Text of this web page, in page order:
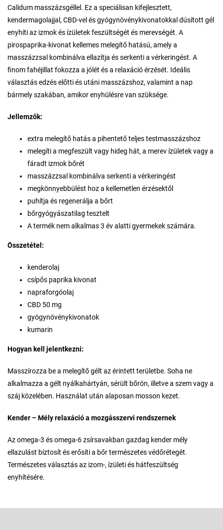
Calidum masszázsgéllel. Ez a speciálisan kifejlesztett,
kendermagolajjal, CBD-vel és gyógynövénykivonatokkal dúsított gél
enyhíti az izmok és ízületek feszültségét és merevségét. A
pirospaprika-kivonat kellemes melegítő hatású, amely a
masszázzsal kombinálva ellazítja és serkenti a vérkeringést. A
finom fahéjillat fokozza a jólét és a relaxáció érzését. Ideális
választás edzés előtti és utáni masszázshoz, valamint a nap
bármely szakában, amikor enyhülésre van szüksége.
Jellemzők:
extra melegítő hatás a pihentető teljes testmasszázshoz
melegíti a megfeszült vagy hideg hát, a merev ízületek vagy a
fáradt izmok bőrét
masszázzsal kombinálva serkenti a vérkeringést
megkönnyebbülést hoz a kellemetlen érzésektől
puhítja és regenerálja a bőrt
bőrgyógyászatilag tesztelt
A termék nem alkalmas 3 év alatti gyermekek számára.
Összetétel:
kenderolaj
csípős paprika kivonat
napraforgóolaj
CBD 50 mg
gyógynövénykivonatok
kumarin
Hogyan kell jelentkezni:
Masszírozza be a melegítő gélt az érintett területbe. Soha ne
alkalmazza a gélt nyálkahártyán, sérült bőrön, illetve a szem vagy a
száj közelében. Használat után alaposan mosson kezet.
Kender – Mély relaxáció a mozgásszervi rendszernek
Az omega-3 és omega-6 zsírsavakban gazdag kender mély
ellazulást biztosít és erősíti a bőr természetes védőrétegét.
Természetes választás az izom-, ízületi és hátfeszültség
enyhítésére.